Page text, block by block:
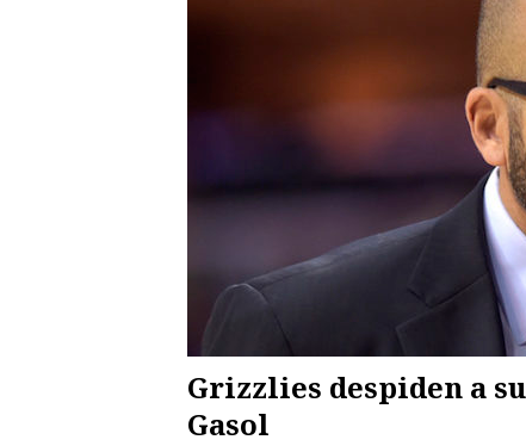
Grizzlies despiden a
Gasol